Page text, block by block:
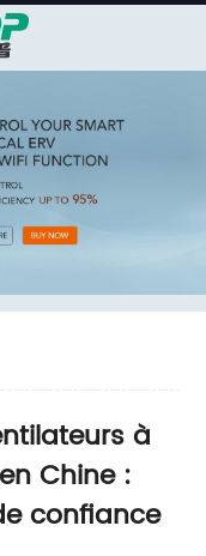
à
Chine :
confiance